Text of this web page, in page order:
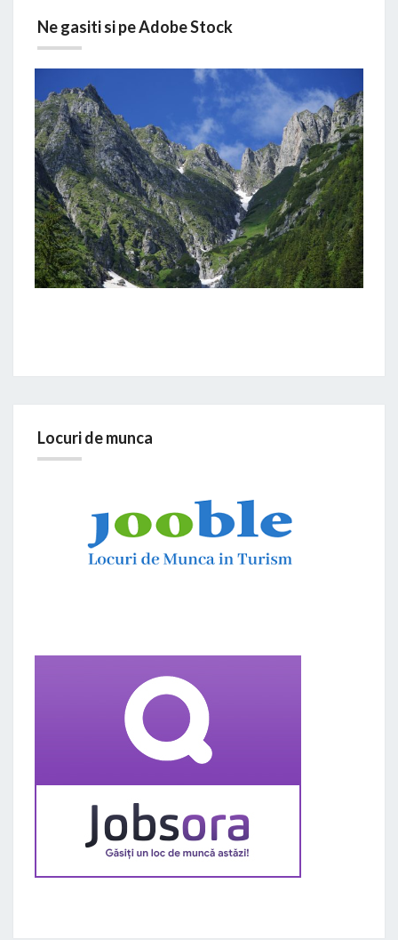
Ne gasiti si pe Adobe Stock
Locuri de munca